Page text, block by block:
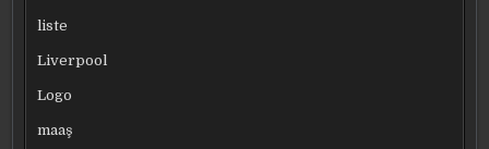
liste
Liverpool
Logo
maaş